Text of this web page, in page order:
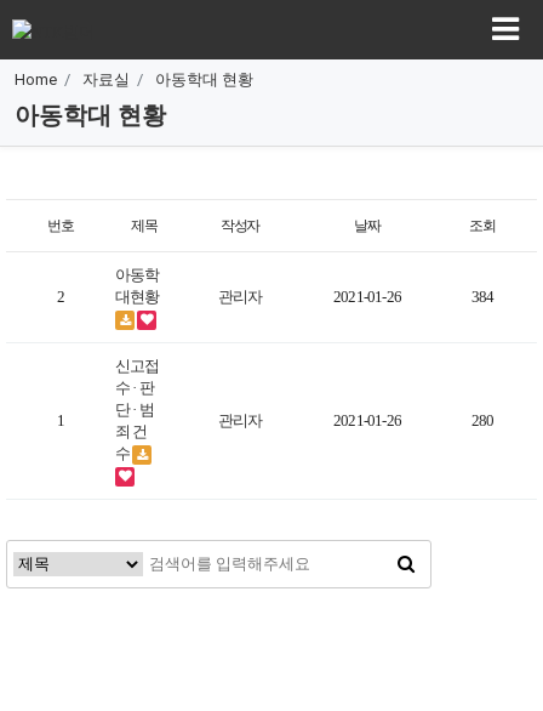
Home 자료실 아동학대 현황
아동학대 현황
번호 제목 작성자 날짜 조회
2
아동학
대현황
관리자 2021-01-26 384
1
신고접
수 · 판
단 · 범
죄 건
수
관리자 2021-01-26 280